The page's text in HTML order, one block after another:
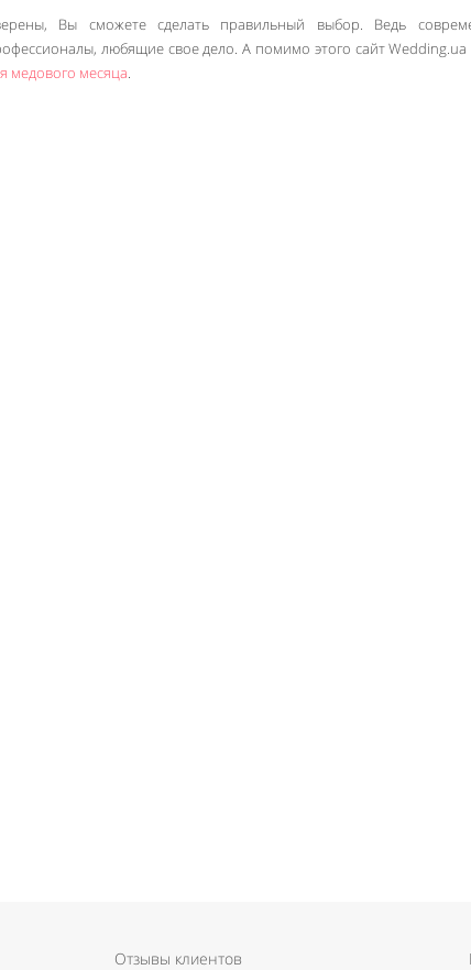
Вы сможете сделать правильный выбор. Ведь
любящие свое дело. А помимо этого сайт
медового месяца.
Отзывы клиентов